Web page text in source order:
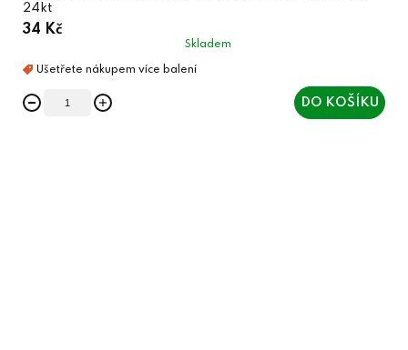
24kt
34 Kč
Skladem
DO KOŠÍKU